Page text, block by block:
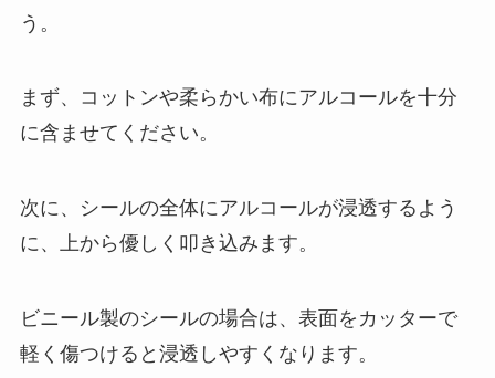
う。
まず、コットンや柔らかい布にアルコールを十分
に含ませてください。
次に、シールの全体にアルコールが浸透するよう
に、上から優しく叩き込みます。
ビニール製のシールの場合は、表面をカッターで
軽く傷つけると浸透しやすくなります。